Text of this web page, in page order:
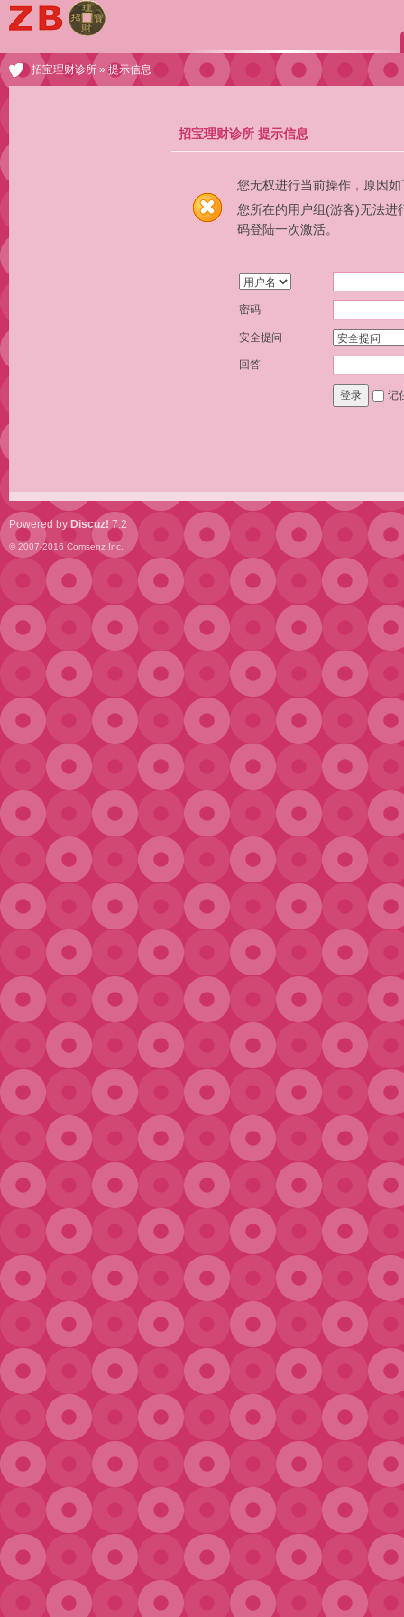
招宝理财诊所 » 提示信息
招宝理财诊所 提示信息
您无权进行当前操作，原因如
您所在的用户组(游客)无法进
码登陆一次激活。
密码
安全提问
回答
登录 记
Powered by Discuz! 7.2
© 2007-2016 Comsenz Inc.